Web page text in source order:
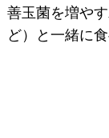
善玉菌を増や
ど）と一緒に